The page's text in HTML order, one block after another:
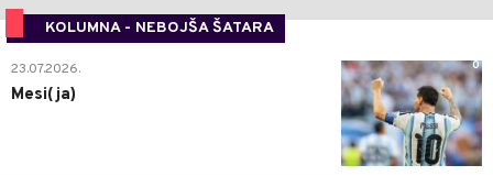
KOLUMNA - NEBOJŠA ŠATARA
0
23.07.2026.
Mesi(ja)